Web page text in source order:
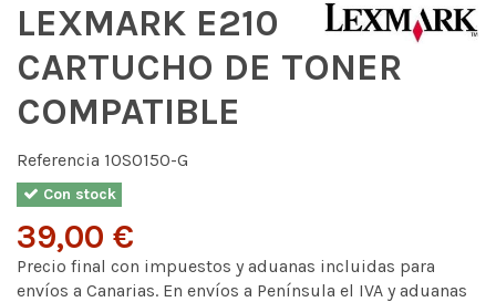
LEXMARK E210
CARTUCHO DE TONER
COMPATIBLE
Referencia 10S0150-G
Con stock
39,00 €
Precio final con impuestos y aduanas incluidas para
envíos a Canarias. En envíos a Península el IVA y aduanas